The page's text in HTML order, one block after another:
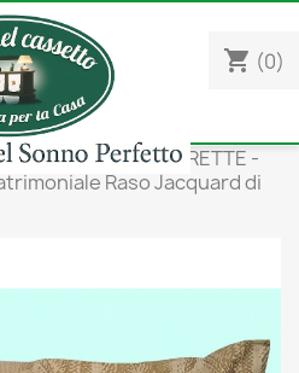
shopping_cart (0)
Copripiumini
FRETTE -
Raso Jacquard di